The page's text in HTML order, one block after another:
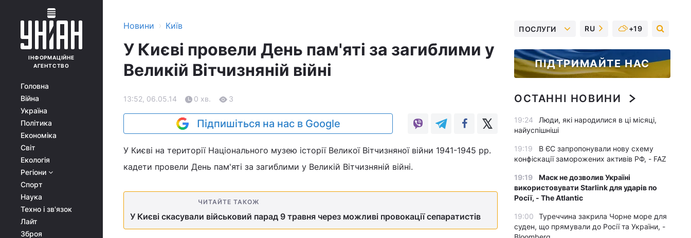
ІНФОРМАЦІЙНЕ
АГЕНТСТВО
Головна
Війна
Україна
Політика
Економіка
Світ
Екологія
Регіони
Спорт
Наука
Техно і зв'язок
Лайт
Зброя
Новини › Київ
У Києві провели День пам'яті за загиблими у
Великій Вітчизняній війні
13:52, 06.05.14 0 хв. 3
Підпишіться на нас в Google
У Києві на території Національного музею історії Великої Вітчизняної війни 1941-1945 рр.
кадети провели День пам'яті за загиблими у Великій Вітчизняній війні.
ЧИТАЙТЕ ТАКОЖ
У Києві скасували військовий парад 9 травня через можливі провокації сепаратистів
ПОСЛУГИ RU +19
ПІДТРИМАЙТЕ НАС
ОСТАННІ НОВИНИ
19:24
Люди, які народилися в ці місяці,
найуспішніші
19:19
В ЄС запропонували нову схему
конфіскації заморожених активів РФ, - FAZ
19:19
Маск не дозволив Україні
використовувати Starlink для ударів по
Росії, - The Atlantic
19:00
Туреччина закрила Чорне море для
суден, що прямували до Росії та України, -